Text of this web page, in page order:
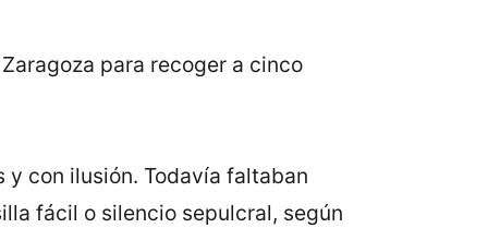
para recoger a cinco
con ilusión. Todavía faltaban
fácil o silencio sepulcral, según